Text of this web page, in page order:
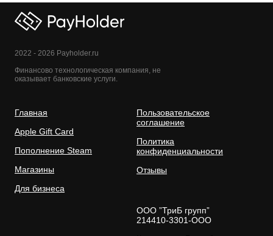
2022 - 2026 Payholder.ru
Финансово технологическая компания, не
оказывает банковские услуги.
Главная
Apple Gift Card
Пополнение Steam
Магазины
Для бизнеса
Пользовательское
соглашение
Политика
конфиденциальности
Отзывы
ООО ”ТриБ групп”
214410-3301-ООО